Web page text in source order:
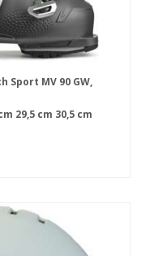
Sport MV 90 GW,
29,5 cm 30,5 cm